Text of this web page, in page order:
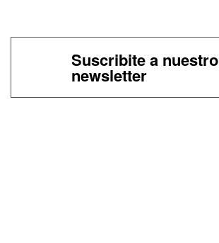
Suscribite a nuestro
newsletter